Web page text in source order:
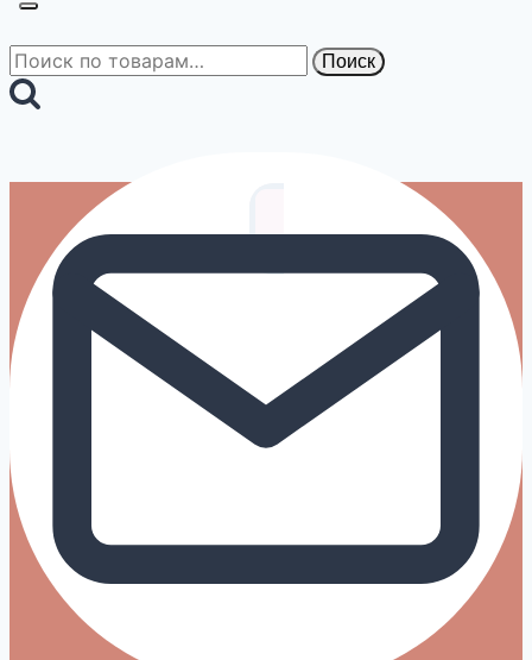
Искать: Поиск